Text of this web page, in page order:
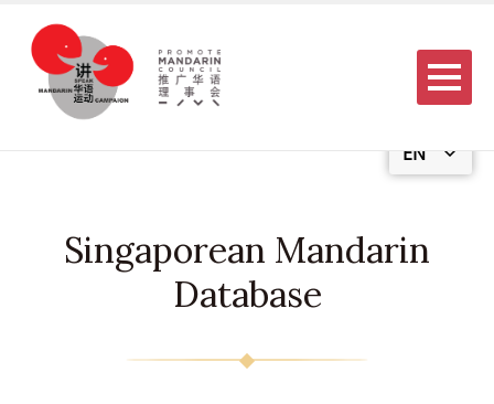
EN
Menu
Singaporean Mandarin
Database